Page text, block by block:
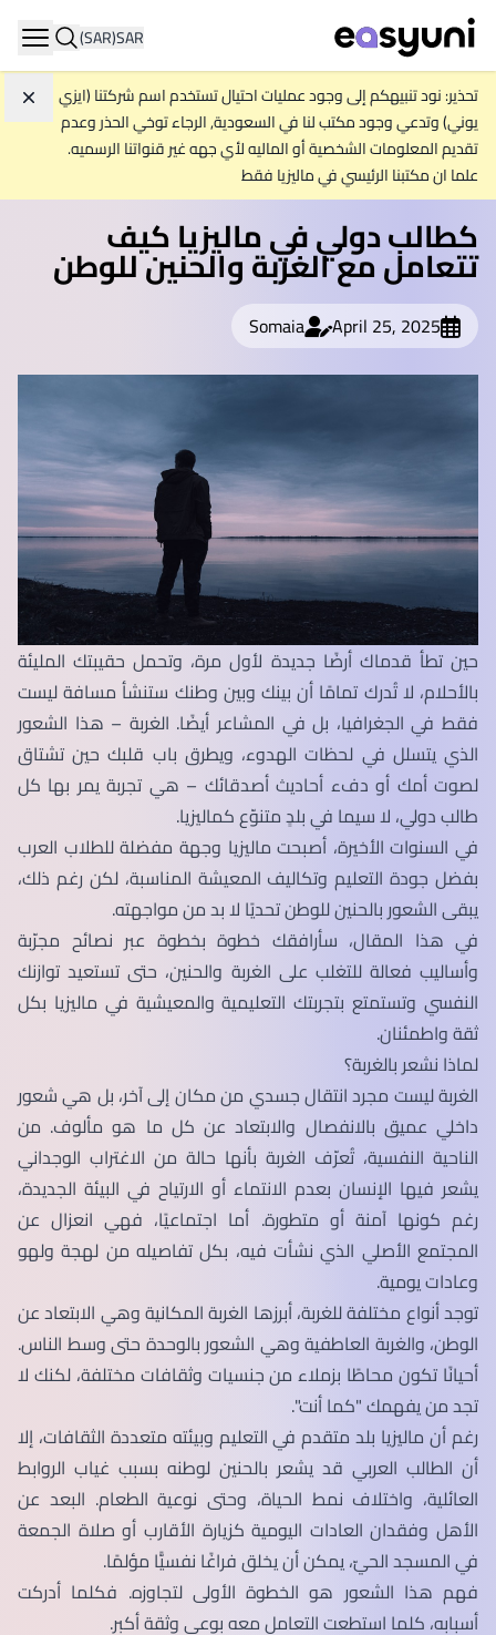
SAR
(SAR)
تحذير: نود تنبيهكم إلى وجود عمليات احتيال تستخدم اسم شركتنا (ايزي
يوني) وتدعي وجود مكتب لنا في السعودية, الرجاء توخي الحذر وعدم
تقديم المعلومات الشخصية أو الماليه لأي جهه غير قنواتنا الرسميه.
علما ان مكتبنا الرئيسي في ماليزيا فقط
كطالب دولي في ماليزيا كيف
تتعامل مع الغربة والحنين للوطن
April 25, 2025
Somaia
حين تطأ قدماك أرضًا جديدة لأول مرة، وتحمل حقيبتك المليئة
بالأحلام، لا تُدرك تمامًا أن بينك وبين وطنك ستنشأ مسافة ليست
فقط في الجغرافيا، بل في المشاعر أيضًا. الغربة – هذا الشعور
الذي يتسلل في لحظات الهدوء، ويطرق باب قلبك حين تشتاق
لصوت أمك أو دفء أحاديث أصدقائك – هي تجربة يمر بها كل
طالب دولي، لا سيما في بلدٍ متنوّع كماليزيا.
في السنوات الأخيرة، أصبحت ماليزيا وجهة مفضلة للطلاب العرب
بفضل جودة التعليم وتكاليف المعيشة المناسبة، لكن رغم ذلك،
يبقى الشعور بالحنين للوطن تحديًا لا بد من مواجهته.
في هذا المقال، سأرافقك خطوة بخطوة عبر نصائح مجرّبة
وأساليب فعالة للتغلب على الغربة والحنين، حتى تستعيد توازنك
النفسي وتستمتع بتجربتك التعليمية والمعيشية في ماليزيا بكل
ثقة واطمئنان.
لماذا نشعر بالغربة؟
الغربة ليست مجرد انتقال جسدي من مكان إلى آخر، بل هي شعور
داخلي عميق بالانفصال والابتعاد عن كل ما هو مألوف. من
الناحية النفسية، تُعرّف الغربة بأنها حالة من الاغتراب الوجداني
يشعر فيها الإنسان بعدم الانتماء أو الارتياح في البيئة الجديدة،
رغم كونها آمنة أو متطورة. أما اجتماعيًا، فهي انعزال عن
المجتمع الأصلي الذي نشأت فيه، بكل تفاصيله من لهجة ولهو
وعادات يومية.
توجد أنواع مختلفة للغربة، أبرزها الغربة المكانية وهي الابتعاد عن
الوطن، والغربة العاطفية وهي الشعور بالوحدة حتى وسط الناس.
أحيانًا تكون محاطًا بزملاء من جنسيات وثقافات مختلفة، لكنك لا
تجد من يفهمك "كما أنت".
رغم أن ماليزيا بلد متقدم في التعليم وبيئته متعددة الثقافات، إلا
أن الطالب العربي قد يشعر بالحنين لوطنه بسبب غياب الروابط
العائلية، واختلاف نمط الحياة، وحتى نوعية الطعام. البعد عن
الأهل وفقدان العادات اليومية كزيارة الأقارب أو صلاة الجمعة
في المسجد الحيّ، يمكن أن يخلق فراغًا نفسيًّا مؤلمًا.
فهم هذا الشعور هو الخطوة الأولى لتجاوزه. فكلما أدركت
أسبابه، كلما استطعت التعامل معه بوعي وثقة أكبر.